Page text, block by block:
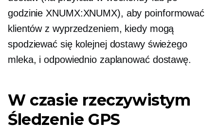
godzinie XNUMX:XNUMX), aby poinformować
klientów z wyprzedzeniem, kiedy mogą
spodziewać się kolejnej dostawy świeżego
mleka, i odpowiednio zaplanować dostawę.
W czasie rzeczywistym
Śledzenie GPS